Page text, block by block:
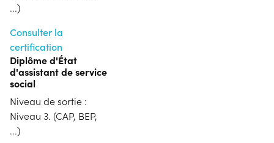
...)
Consulter la
certification
Diplôme d'État
d'assistant de service
social
Niveau de sortie :
Niveau 3. (CAP, BEP,
...)